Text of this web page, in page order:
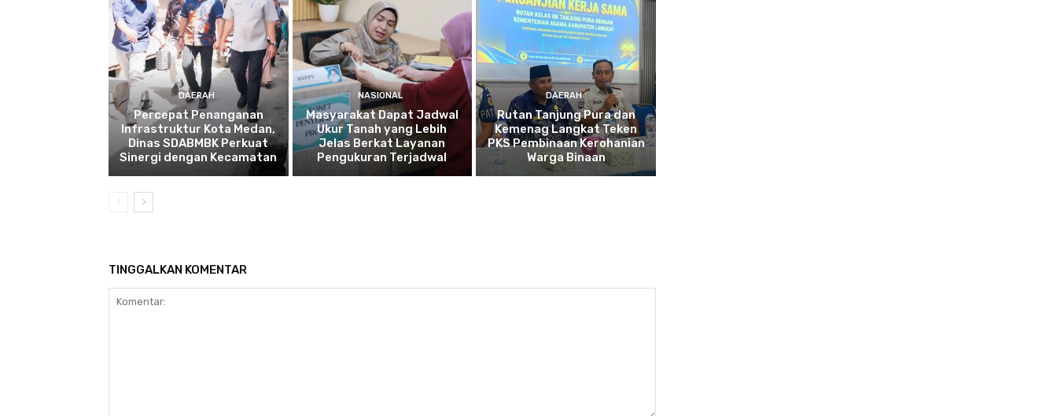
DAERAH
Percepat Penanganan
Infrastruktur Kota Medan,
Dinas SDABMBK Perkuat
Sinergi dengan Kecamatan
NASIONAL
Masyarakat Dapat Jadwal
Ukur Tanah yang Lebih
Jelas Berkat Layanan
Pengukuran Terjadwal
DAERAH
Rutan Tanjung Pura dan
Kemenag Langkat Teken
PKS Pembinaan Kerohanian
Warga Binaan
TINGGALKAN KOMENTAR